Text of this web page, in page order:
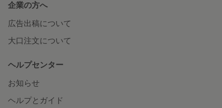
企業の方へ
広告出稿について
大口注文について
ヘルプセンター
お知らせ
ヘルプとガイド